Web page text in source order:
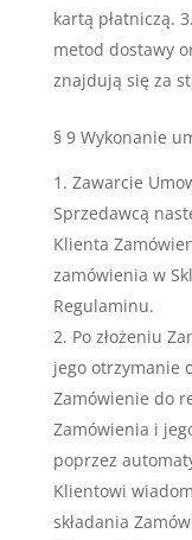
kartą płatniczą.
metod dostawy
znajdują się za
§ 9 Wykonanie
Zawarcie
Sprzedawcą
Klienta
zamówienia w
Regulaminu.
Po złożeniu
jego otrzymanie
Zamówienie do
Zamówienia i
poprzez
Klientowi
składania